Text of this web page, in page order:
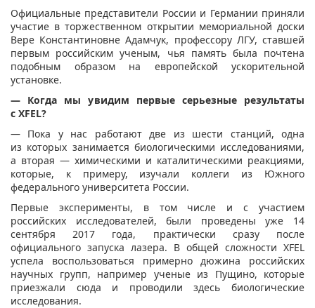
Официальные представители России и Германии приняли
участие в торжественном открытии мемориальной доски
Вере Константиновне Адамчук, профессору ЛГУ, ставшей
первым российским ученым, чья память была почтена
подобным образом на европейской ускорительной
установке.
— Когда мы увидим первые серьезные результаты
с XFEL?
— Пока у нас работают две из шести станций, одна
из которых занимается биологическими исследованиями,
а вторая — химическими и каталитическими реакциями,
которые, к примеру, изучали коллеги из Южного
федерального университета России.
Первые эксперименты, в том числе и с участием
российских исследователей, были проведены уже 14
сентября 2017 года, практически сразу после
официального запуска лазера. В общей сложности XFEL
успела воспользоваться примерно дюжина российских
научных групп, например ученые из Пущино, которые
приезжали сюда и проводили здесь биологические
исследования.